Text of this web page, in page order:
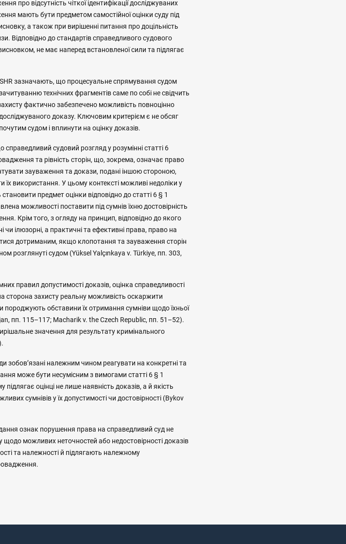
про відсутність чіткої ідентифікації досліджуваних
мають бути предметом самостійної оцінки суду під
а також при вирішенні питання про доцільність
Відповідно до стандартів справедливого судового
не має наперед встановленої сили та підлягає
ISHR зазначають, що процесуальне спрямування судом
технічних фрагментів саме по собі не свідчить
фактично забезпечено можливість повноцінно
доказу. Ключовим критерієм є не обсяг
судом і вплинути на оцінку доказів.
судовий розгляд у розумінні статті 6
та рівність сторін, що, зокрема, означає право
зауваження та докази, подані іншою стороною,
використання. У цьому контексті можливі недоліки у
предмет оцінки відповідно до статті 6 § 1
можливості поставити під сумнів їхню достовірність
Крім того, з огляду на принцип, відповідно до якого
ілюзорні, а практичні та ефективні права, право на
дотриманим, якщо клопотання та зауваження сторін
розглянуті судом (Yüksel Yalçınkaya v. Türkiye, пп. 303,
правил допустимості доказів, оцінка справедливості
захисту реальну можливість оскаржити
породжують обставини їх отримання сумніви щодо їхньої
пп. 115–117; Macharik v. the Czech Republic, пп. 51–52).
значення для результату кримінального
зобов’язані належним чином реагувати на конкретні та
може бути несумісним з вимогами статті 6 § 1
оцінці не лише наявність доказів, а й якість
сумнівів у їх допустимості чи достовірності (Bykov
ознак порушення права на справедливий суд не
можливих неточностей або недостовірності доказів
та належності й підлягають належному